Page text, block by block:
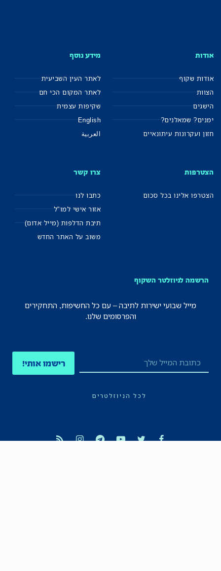
אודות
אודות שקוף
הצוות
הישגים
ימנים? שמאלנים?
חזון ועקרונות עיתונאיים
מידע נוסף
לאתר העין השביעית
לאתר המקום הכי חם
שקיפות עצמית
English
العربية
הצטרפות
הצטרפו אלינו בכל סכום
צרו קשר
כתבו לנו
אזור אישי למו"ל
תיבת הדלפות (מייל אדום)
משוב על האתר החדש
הרשמה לניוזלטר השקוף
מייל שבועי ישירות לתיבה – עם כל החשיפות, התחקירים
והפרסומים שלנו.
רישמו אותי!
לכל הניוזלטרים